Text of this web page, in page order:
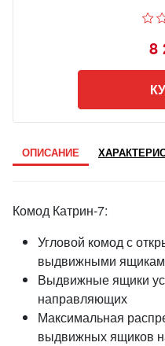
8
ОПИСАНИЕ
Комод Катрин-7:
Угловой комод с
выдвижными
Выдвижные ящики
направляющих
Максимальная
выдвижных ящиков